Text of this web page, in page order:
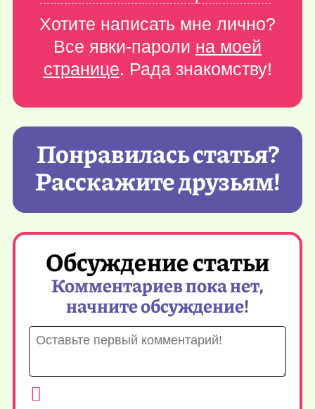
Хотите написать мне лично?
Все явки-пароли на моей
странице. Рада знакомству!
Понравилась статья?
Расскажите друзьям!
Обсуждение статьи
Комментариев пока нет,
начните обсуждение!